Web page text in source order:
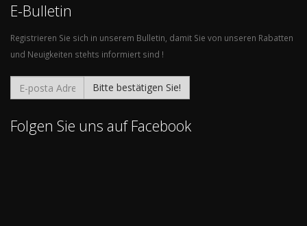
E-Bulletin
Registrieren Sie sich in unserem Bulletin, damit Sie von unseren Rabatten
und Neuigkeiten stehts informiert sind !
Bitte bestätigen Sie!
Folgen Sie uns auf Facebook